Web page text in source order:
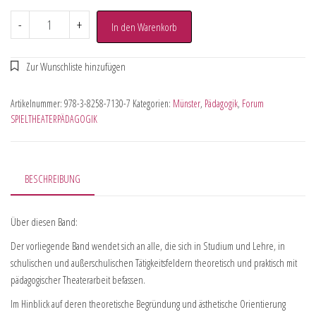
- + In den Warenkorb
Artikelnummer: 978-3-8258-7130-7 Kategorien: Münster, Pädagogik, Forum
SPIELTHEATERPÄDAGOGIK
BESCHREIBUNG
Über diesen Band:
Der vorliegende Band wendet sich an alle, die sich in Studium und Lehre, in
schulischen und außerschulischen Tätigkeitsfeldern theoretisch und praktisch mit
pädagogischer Theaterarbeit befassen.
Im Hinblick auf deren theoretische Begründung und ästhetische Orientierung